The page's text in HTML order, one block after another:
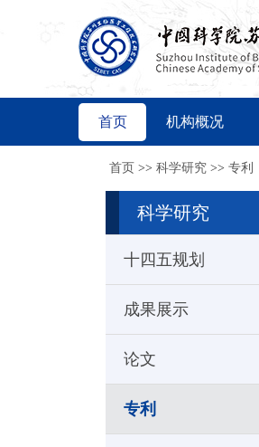
首页 机构概况
首页 >> 科学研究 >> 专利
科学研究
十四五规划
成果展示
论文
专利